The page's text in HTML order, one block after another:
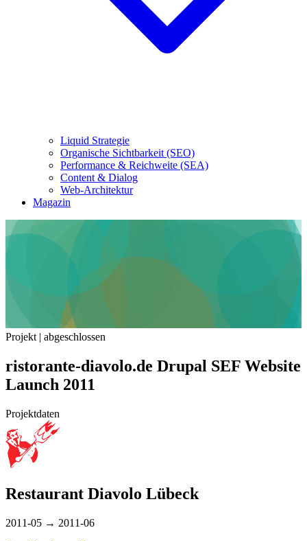
Liquid Strategie
Organische Sichtbarkeit (SEO)
Performance & Reichweite (SEA)
Content & Dialog
Web-Architektur
Magazin
Projekt | abgeschlossen
ristorante-diavolo.de Drupal SEF Website
Launch 2011
Projektdaten
Restaurant Diavolo Lübeck
2011-05 → 2011-06